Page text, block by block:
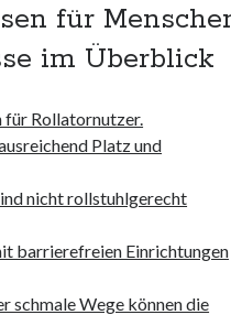
für
im Überblick
für Rollatornutzer.
Platz und
nicht rollstuhlgerecht
barrierefreien Einrichtungen
schmale Wege können die